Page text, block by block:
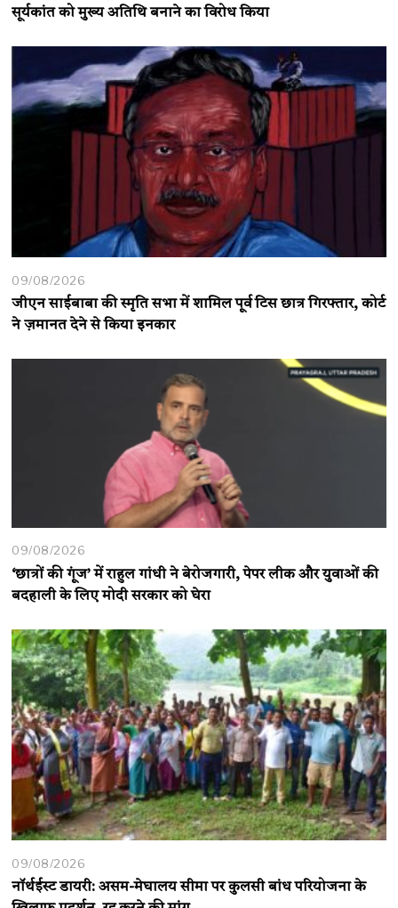
सूर्यकांत को मुख्य अतिथि बनाने का विरोध किया
09/08/2026
जीएन साईबाबा की स्मृति सभा में शामिल पूर्व टिस छात्र गिरफ्तार, कोर्ट
ने ज़मानत देने से किया इनकार
09/08/2026
‘छात्रों की गूंज’ में राहुल गांधी ने बेरोजगारी, पेपर लीक और युवाओं की
बदहाली के लिए मोदी सरकार को घेरा
09/08/2026
नॉर्थईस्ट डायरी: असम-मेघालय सीमा पर कुलसी बांध परियोजना के